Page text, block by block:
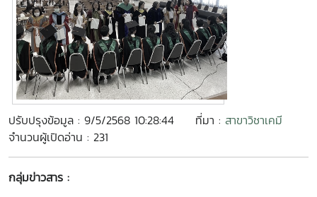
ปรับปรุงข้อมูล : 9/5/2568 10:28:44 ที่มา : สาขาวิชาเคมี
จำนวนผู้เปิดอ่าน : 231
กลุ่มข่าวสาร :